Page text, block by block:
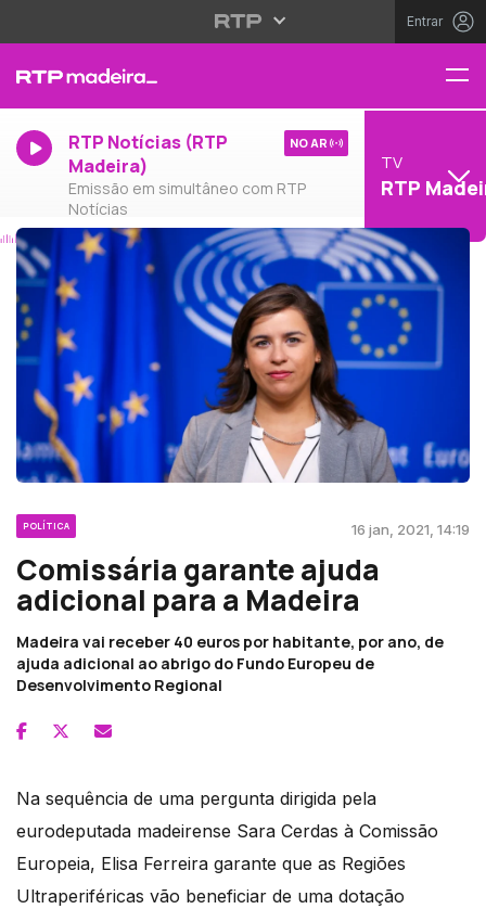
Entrar
RTP Notícias (RTP
Madeira)
Emissão em simultâneo com RTP
Notícias
NO AR
TV
RTP
POLÍTICA 16 jan, 2021, 14:19
Comissária garante ajuda
adicional para a Madeira
Madeira vai receber 40 euros por habitante, por ano, de
ajuda adicional ao abrigo do Fundo Europeu de
Desenvolvimento Regional
Na sequência de uma pergunta dirigida pela
eurodeputada madeirense Sara Cerdas à Comissão
Europeia, Elisa Ferreira garante que as Regiões
Ultraperiféricas vão beneficiar de uma dotação